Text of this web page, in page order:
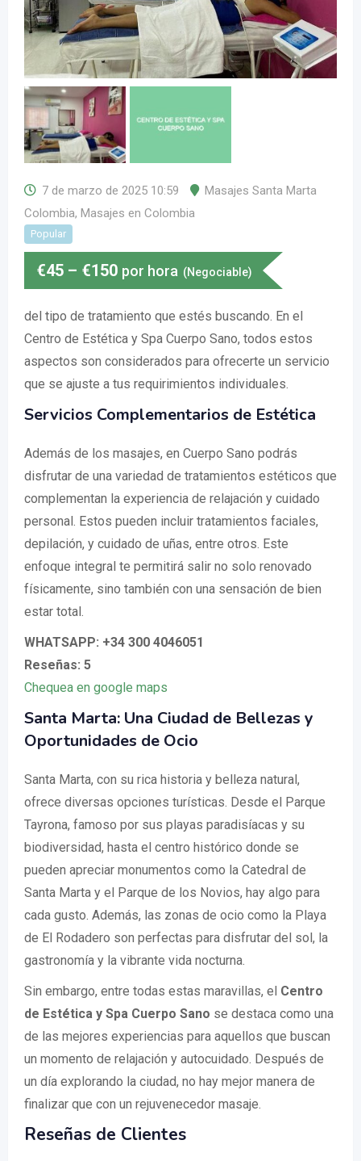
7 de marzo de 2025 10:59
Masajes Santa Marta
Colombia, Masajes en Colombia
Popular
€45 – €150 por hora (Negociable)
del tipo de tratamiento que estés buscando. En el
Centro de Estética y Spa Cuerpo Sano, todos estos
aspectos son considerados para ofrecerte un servicio
que se ajuste a tus requirimientos individuales.
Servicios Complementarios de Estética
Además de los masajes, en Cuerpo Sano podrás
disfrutar de una variedad de tratamientos estéticos que
complementan la experiencia de relajación y cuidado
personal. Estos pueden incluir tratamientos faciales,
depilación, y cuidado de uñas, entre otros. Este
enfoque integral te permitirá salir no solo renovado
físicamente, sino también con una sensación de bien
estar total.
WHATSAPP: +34 300 4046051
Reseñas: 5
Chequea en google maps
Santa Marta: Una Ciudad de Bellezas y
Oportunidades de Ocio
Santa Marta, con su rica historia y belleza natural,
ofrece diversas opciones turísticas. Desde el Parque
Tayrona, famoso por sus playas paradisíacas y su
biodiversidad, hasta el centro histórico donde se
pueden apreciar monumentos como la Catedral de
Santa Marta y el Parque de los Novios, hay algo para
cada gusto. Además, las zonas de ocio como la Playa
de El Rodadero son perfectas para disfrutar del sol, la
gastronomía y la vibrante vida nocturna.
Sin embargo, entre todas estas maravillas, el Centro
de Estética y Spa Cuerpo Sano se destaca como una
de las mejores experiencias para aquellos que buscan
un momento de relajación y autocuidado. Después de
un día explorando la ciudad, no hay mejor manera de
finalizar que con un rejuvenecedor masaje.
Reseñas de Clientes